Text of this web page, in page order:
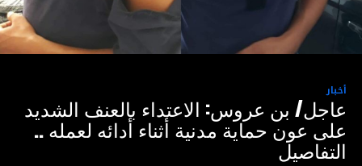
أخبار
عاجل/ بن عروس: الاعتداء بالعنف الشديد
على عون حماية مدنية أثناء أدائه لعمله ..
التفاصيل